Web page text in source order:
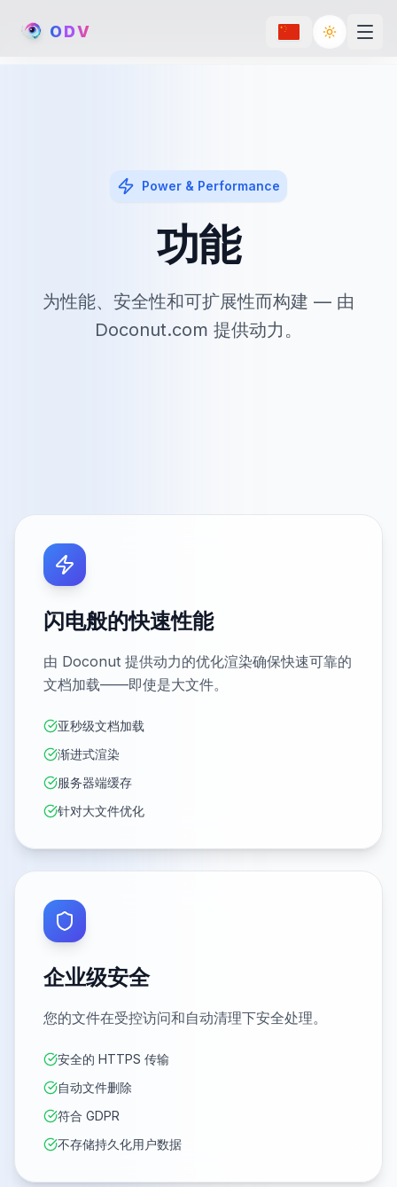
ODV Toggle
Power & Performance
功能
为性能、安全性和可扩展性而构建 — 由
Doconut.com 提供动力。
闪电般的快速性能
由 Doconut 提供动力的优化渲染确保快速可靠的
文档加载——即使是大文件。
亚秒级文档加载
渐进式渲染
服务器端缓存
针对大文件优化
企业级安全
您的文件在受控访问和自动清理下安全处理。
安全的 HTTPS 传输
自动文件删除
符合 GDPR
不存储持久化用户数据